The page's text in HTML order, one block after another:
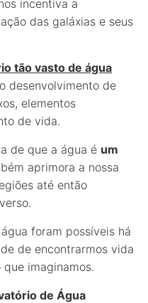
incentiva a
das galáxias e seus
tão vasto de água
desenvolvimento de
elementos
de vida.
de que a água é um
aprimora a nossa
até então
foram possíveis há
de encontrarmos vida
imaginamos.
de Água